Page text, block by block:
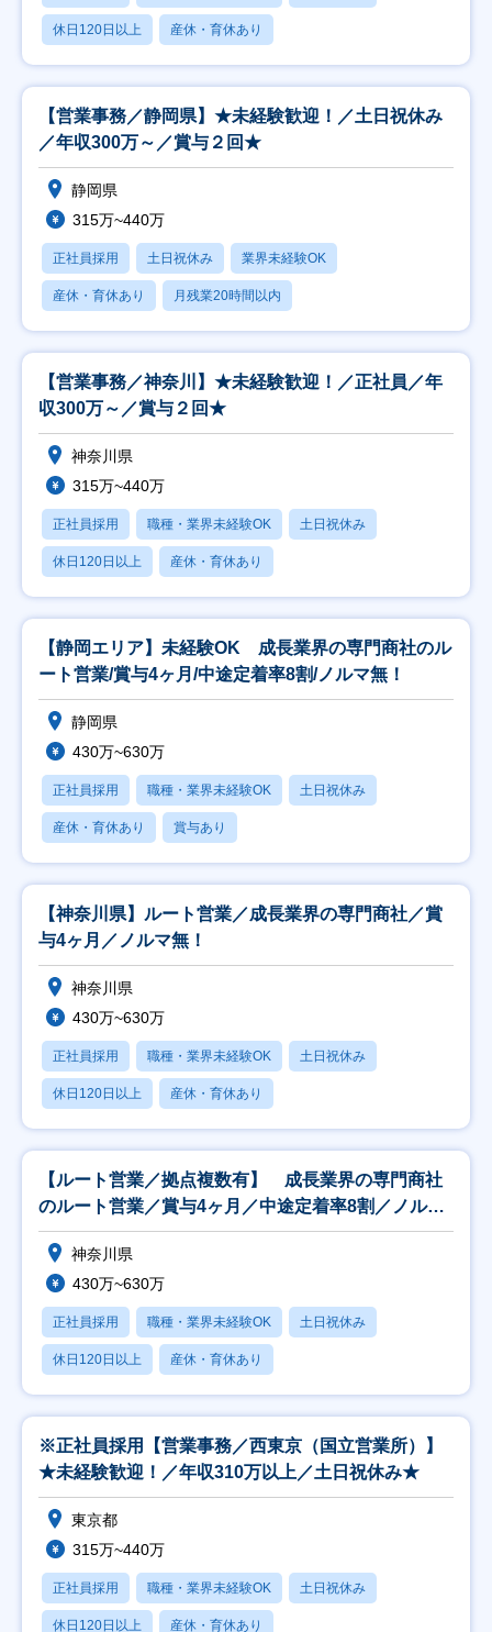
休日120日以上 産休・育休あり
【営業事務／静岡県】★未経験歓迎！／土日祝休み
／年収300万～／賞与２回★
静岡県
315万~440万
正社員採用 土日祝休み 業界未経験OK
産休・育休あり 月残業20時間以内
【営業事務／神奈川】★未経験歓迎！／正社員／年
収300万～／賞与２回★
神奈川県
315万~440万
正社員採用 職種・業界未経験OK 土日祝休み
休日120日以上 産休・育休あり
【静岡エリア】未経験OK 成長業界の専門商社のル
ート営業/賞与4ヶ月/中途定着率8割/ノルマ無！
静岡県
430万~630万
正社員採用 職種・業界未経験OK 土日祝休み
産休・育休あり 賞与あり
【神奈川県】ルート営業／成長業界の専門商社／賞
与4ヶ月／ノルマ無！
神奈川県
430万~630万
正社員採用 職種・業界未経験OK 土日祝休み
休日120日以上 産休・育休あり
【ルート営業／拠点複数有】 成長業界の専門商社
のルート営業／賞与4ヶ月／中途定着率8割／ノルマ
無し！
神奈川県
430万~630万
正社員採用 職種・業界未経験OK 土日祝休み
休日120日以上 産休・育休あり
※正社員採用【営業事務／西東京（国立営業所）】
★未経験歓迎！／年収310万以上／土日祝休み★
東京都
315万~440万
正社員採用 職種・業界未経験OK 土日祝休み
休日120日以上 産休・育休あり